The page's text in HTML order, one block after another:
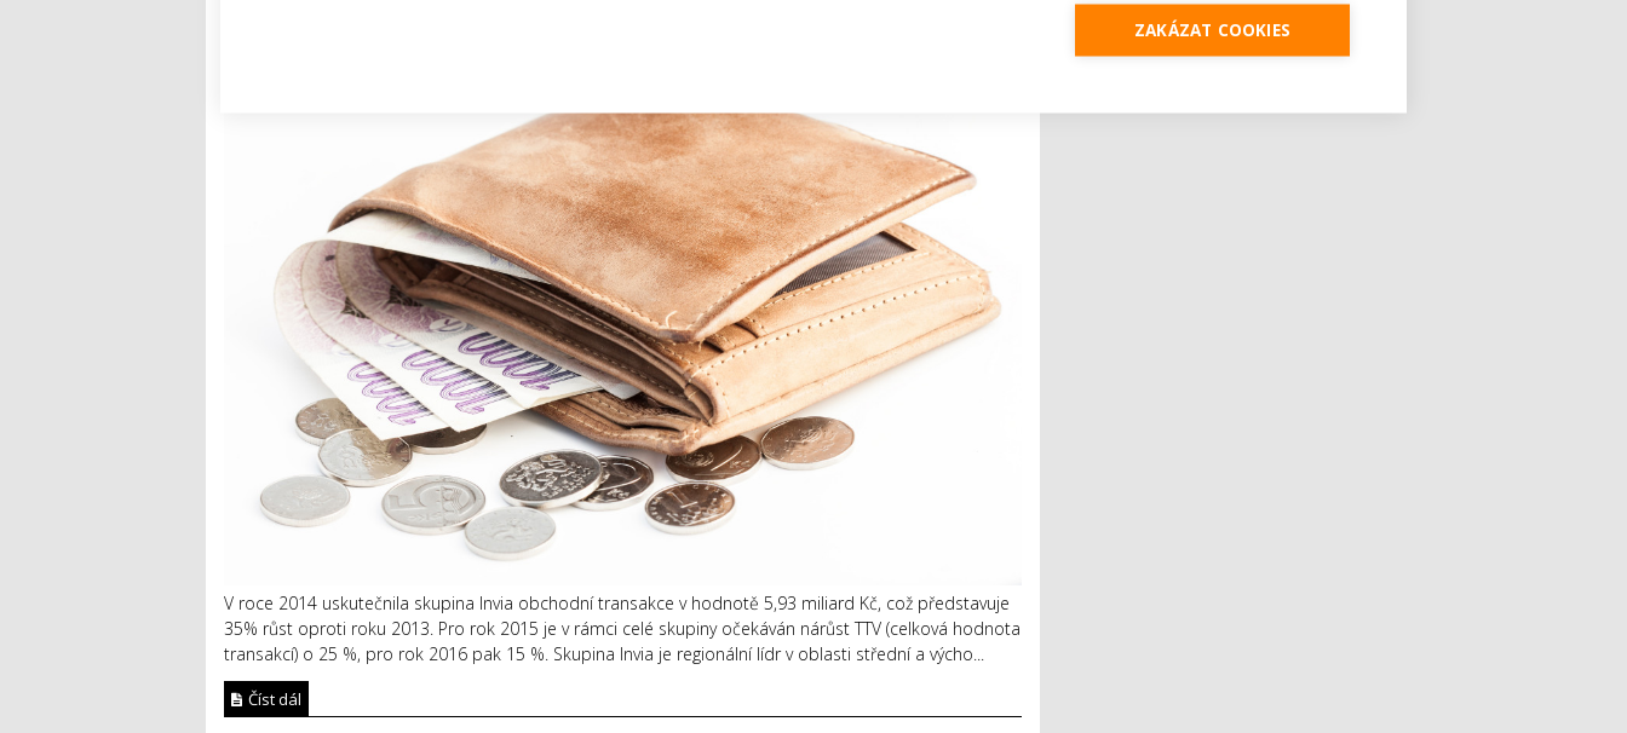
V roce 2014 uskutečnila skupina Invia obchodní transakce v hodnotě 5,93 miliard Kč, což představuje
35% růst oproti roku 2013. Pro rok 2015 je v rámci celé skupiny očekáván nárůst TTV (celková hodnota
transakcí) o 25 %, pro rok 2016 pak 15 %. Skupina Invia je regionální lídr v oblasti střední a výcho...
Číst dál
ZAKÁZAT COOKIES